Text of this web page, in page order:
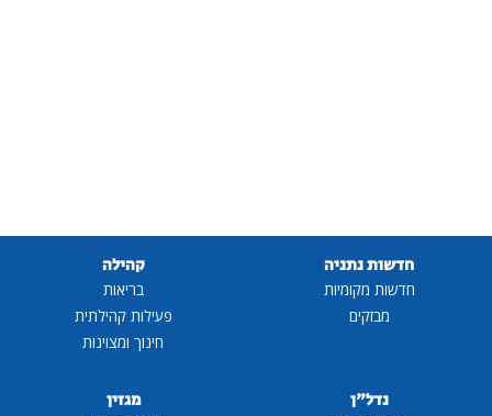
חדשות נתניה
חדשות מקומיות
מבזקים
קהילה
בריאות
פעילות קהילתית
חינוך ומצוינות
נדל"ן מגזין